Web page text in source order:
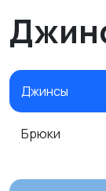
Джинсы
Брюки